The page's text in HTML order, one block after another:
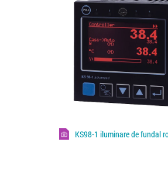
KS98-1 iluminare de fundal